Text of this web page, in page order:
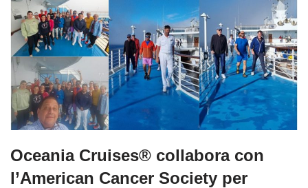
Oceania Cruises® collabora con
l’American Cancer Society per